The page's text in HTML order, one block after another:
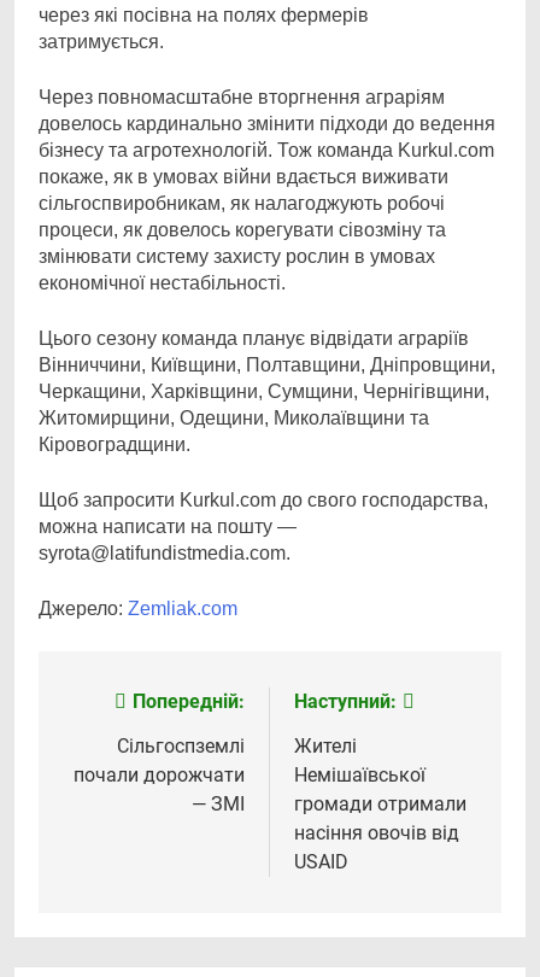
через які посівна на полях фермерів
затримується.
Через повномасштабне вторгнення аграріям
довелось кардинально змінити підходи до ведення
бізнесу та агротехнологій. Тож команда Kurkul.com
покаже, як в умовах війни вдається виживати
сільгоспвиробникам, як налагоджують робочі
процеси, як довелось корегувати сівозміну та
змінювати систему захисту рослин в умовах
економічної нестабільності.
Цього сезону команда планує відвідати аграріїв
Вінниччини, Київщини, Полтавщини, Дніпровщини,
Черкащини, Харківщини, Сумщини, Чернігівщини,
Житомирщини, Одещини, Миколаївщини та
Кіровоградщини.
Щоб запросити Kurkul.com до свого господарства,
можна написати на пошту —
syrota@latifundistmedia.com.
Джерело: Zemliak.com
Навігація
записів
Попередній:
Сільгоспземлі
почали дорожчати
— ЗМІ
Наступний:
Жителі
Немішаївської
громади отримали
насіння овочів від
USAID